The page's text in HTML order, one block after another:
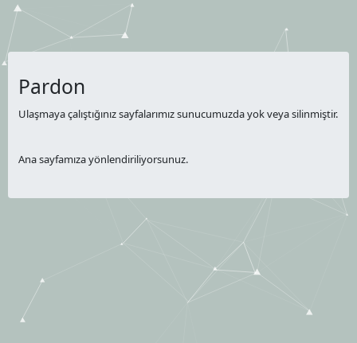
Pardon
Ulaşmaya çalıştığınız sayfalarımız sunucumuzda yok veya silinmiştir.
Ana sayfamıza yönlendiriliyorsunuz.